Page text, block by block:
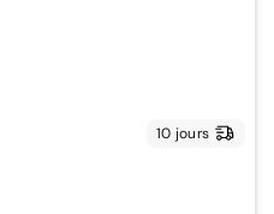
10 jours